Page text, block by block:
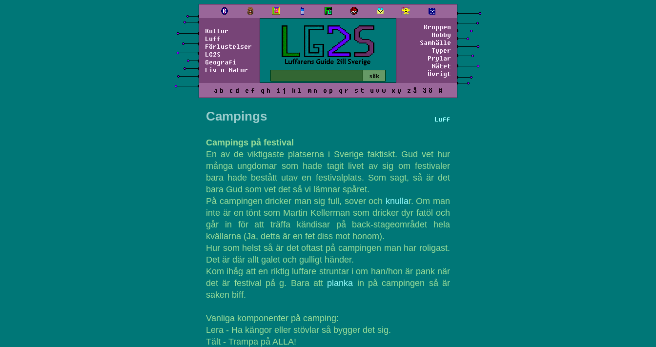
Kultur
Luff
Förlustelser
LG2S
Geografi
Liv o Natur
Kroppen
Hobby
Samhälle
Typer
Prylar
Nätet
Övrigt
a b c d e f g h i j k l m n o p q r s t u v w x y z å ä ö #
Luff
Campings
Campings på festival
En av de viktigaste platserna i Sverige faktiskt. Gud vet hur
många ungdomar som hade tagit livet av sig om festivaler
bara hade bestått utav en festivalplats. Som sagt, så är det
bara Gud som vet det så vi lämnar spåret.
På campingen dricker man sig full, sover och knullar. Om man
inte är en tönt som Martin Kellerman som dricker dyr fatöl och
går in för att träffa kändisar på back-stageområdet hela
kvällarna (Ja, detta är en fet diss mot honom).
Hur som helst så är det oftast på campingen man har roligast.
Det är där allt galet och gulligt händer.
Kom ihåg att en riktig luffare struntar i om han/hon är pank när
det är festival på g. Bara att planka in på campingen så är
saken biff.
Vanliga komponenter på camping:
Lera - Ha kängor eller stövlar så bygger det sig.
Tält - Trampa på ALLA!